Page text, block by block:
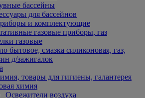
бассейны
для бассейнов
и комплектующие
газовые приборы, газ
газовые
бытовое, смазка силиконовая, газ,
д/зажигалок
товары для гигиены, галантерея
химия
Освежители воздуха